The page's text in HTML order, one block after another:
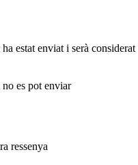
estat enviat i serà
es pot enviar
ressenya